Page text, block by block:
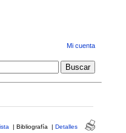
Mi cuenta
| Bibliografía | Detalles